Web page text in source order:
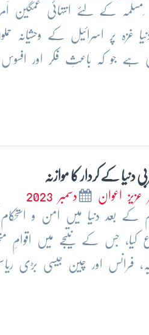
کے لئے انتہائی غمگین
غزہ پر اسرائیل کے وحشیانہ
کی ہے جو کہ باعثِ فکر اور
دنیا کے کردار کا موازنہ
اعوان
دسمبر 2023
بعد دنیا میں امن و
کیا، جس کے نتیجے میں
فرانس اور چین جیسی بڑی